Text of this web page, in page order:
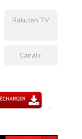
Rakuten TV
Canal+